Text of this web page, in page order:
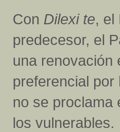
Con Dilexi te, el
predecesor, el
una renovación
preferencial
no se proclama
los vulnerables.